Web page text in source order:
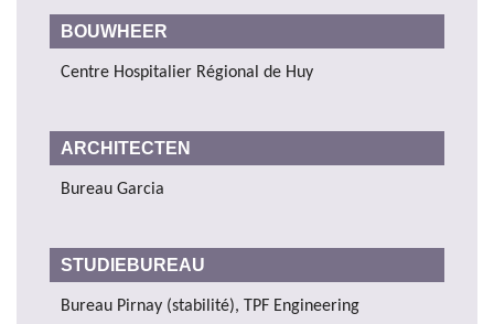
BOUWHEER
Centre Hospitalier Régional de Huy
ARCHITECTEN
Bureau Garcia
STUDIEBUREAU
Bureau Pirnay (stabilité), TPF Engineering